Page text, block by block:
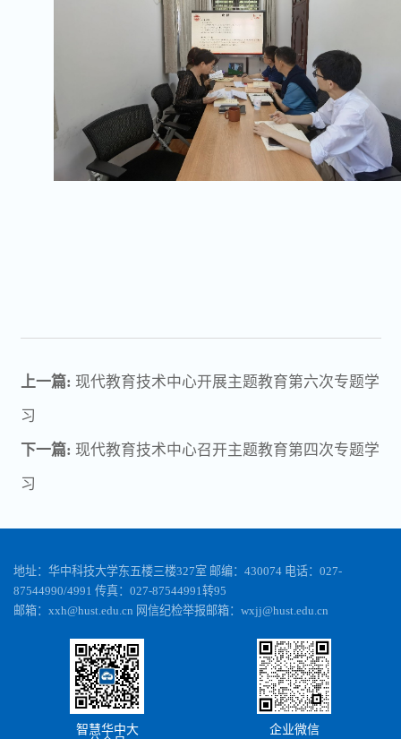
上一篇: 现代教育技术中心开展主题教育第六次专题学
习
下一篇: 现代教育技术中心召开主题教育第四次专题学
习
地址：华中科技大学东五楼三楼327室 邮编：430074 电话：027-
87544990/4991 传真：027-87544991转95
邮箱：xxh@hust.edu.cn 网信纪检举报邮箱：wxjj@hust.edu.cn
智慧华中大
企业微信